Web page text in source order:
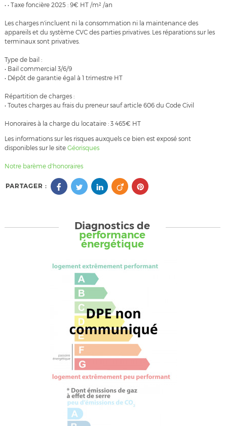
• • Taxe foncière 2025 : 9€ HT /m² /an
Les charges n'incluent ni la consommation ni la maintenance des
appareils et du système CVC des parties privatives. Les réparations sur les
terminaux sont privatives.
Type de bail :
• Bail commercial 3/6/9
• Dépôt de garantie égal à 1 trimestre HT
Répartition de charges :
• Toutes charges au frais du preneur sauf article 606 du Code Civil
Honoraires à la charge du locataire : 3 465€ HT
Les informations sur les risques auxquels ce bien est exposé sont
disponibles sur le site Géorisques
Notre barème d'honoraires
PARTAGER :
Diagnostics de
performance
énergétique